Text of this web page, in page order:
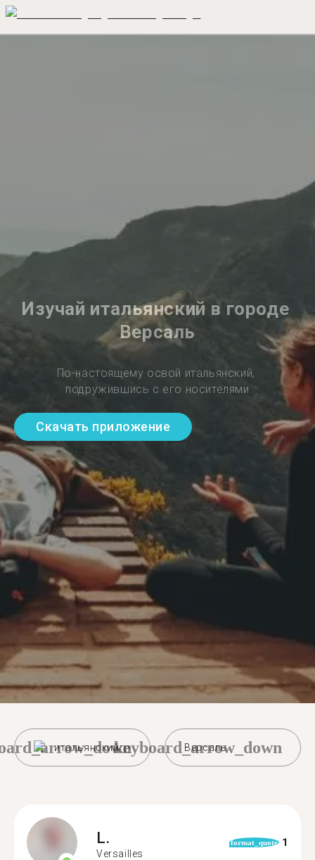
Изучай итальянский в городе
Версаль
По-настоящему освой итальянский,
подружившись с его носителями
Скачать приложение
итальянский Версаль
keyboard_arrow_down
L.
Versailles
format_quote 1